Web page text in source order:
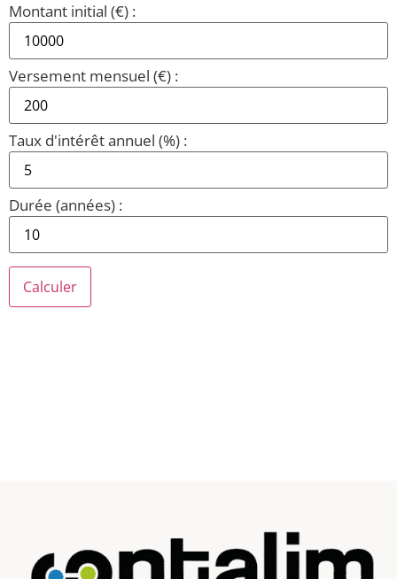
Montant initial (€) :
Versement mensuel (€) :
Taux d'intérêt annuel (%) :
Durée (années) :
Calculer